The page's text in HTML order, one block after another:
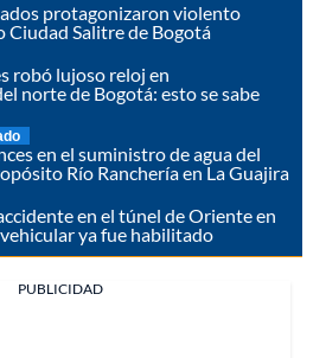
protagonizaron violento
Ciudad Salitre de Bogotá
robó lujoso reloj en
norte de Bogotá: esto se sabe
en el suministro de agua del
Río Ranchería en La Guajira
en el túnel de Oriente en
ya fue habilitado
PUBLICIDAD